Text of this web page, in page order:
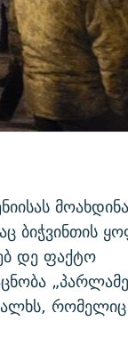
ბიჭვინთის
დე ფაქტო
რომელიც